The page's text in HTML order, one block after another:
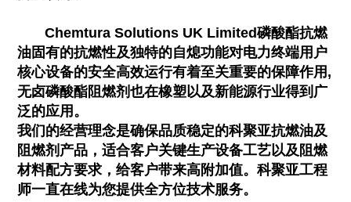
Chemtura Solutions UK Limited磷酸酯抗燃
油固有的抗燃性及独特的自熄功能对电力终端用户
核心设备的安全高效运行有着至关重要的保障作用,
无卤磷酸酯阻燃剂也在橡塑以及新能源行业得到广
泛的应用。
我们的经营理念是确保品质稳定的科聚亚抗燃油及
阻燃剂产品，适合客户关键生产设备工艺以及阻燃
材料配方要求，给客户带来高附加值。科聚亚工程
师一直在线为您提供全方位技术服务。